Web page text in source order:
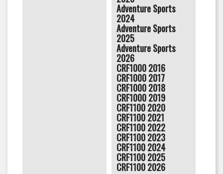
Adventure Sports
2024
Adventure Sports
2025
Adventure Sports
2026
CRF1000 2016
CRF1000 2017
CRF1000 2018
CRF1000 2019
CRF1100 2020
CRF1100 2021
CRF1100 2022
CRF1100 2023
CRF1100 2024
CRF1100 2025
CRF1100 2026